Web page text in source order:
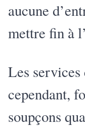
aucune
mettre fin à
Les
cependant,
soupçons